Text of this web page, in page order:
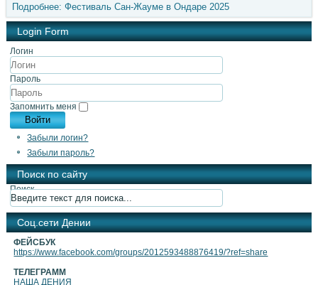
Подробнее: Фестиваль Сан-Жауме в Ондаре 2025
Login Form
Логин
Пароль
Запомнить меня
Войти
Забыли логин?
Забыли пароль?
Поиск по сайту
Поиск
Cоц.сети Дении
ФЕЙСБУК
https://www.facebook.com/groups/2012593488876419/?ref=share
ТЕЛЕГРАММ
НАША ДЕНИЯ